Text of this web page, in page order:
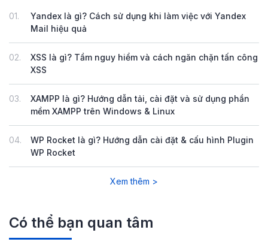
01.
Yandex là gì? Cách sử dụng khi làm việc với Yandex
Mail hiệu quả
02.
XSS là gì? Tầm nguy hiểm và cách ngăn chặn tấn công
XSS
03.
XAMPP là gì? Hướng dẫn tải, cài đặt và sử dụng phần
mềm XAMPP trên Windows & Linux
04.
WP Rocket là gì? Hướng dẫn cài đặt & cấu hình Plugin
WP Rocket
Xem thêm >
Có thể bạn quan tâm